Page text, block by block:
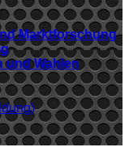
Marktforschung
und Wahlen